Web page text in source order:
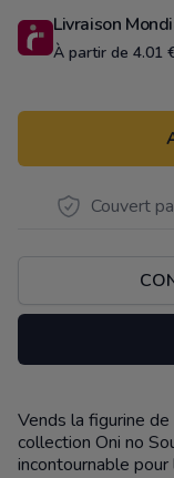
Livraison
À partir de 4.01
Couvert
Description
Vends la figurine
collection Oni no
incontournable